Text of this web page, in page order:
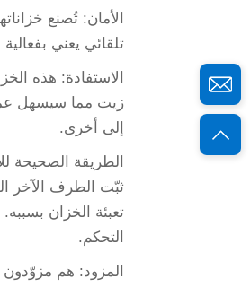
الأمان: تُصنع
تلقائي يعني
الاستفادة: هذه
زيت مما سيسهل
إلى أخرى.
الطريقة الصحيحة
ثبّت الطرف الآخر
تعبئة الخزان
التحكم.
المزود: هم